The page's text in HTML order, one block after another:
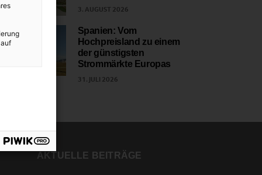
3. AUGUST 2026
Spanien: Vom
Hochpreisland zu einem
der günstigsten
Strommärkte Europas
31. JULI 2026
AKTUELLE BEITRÄGE